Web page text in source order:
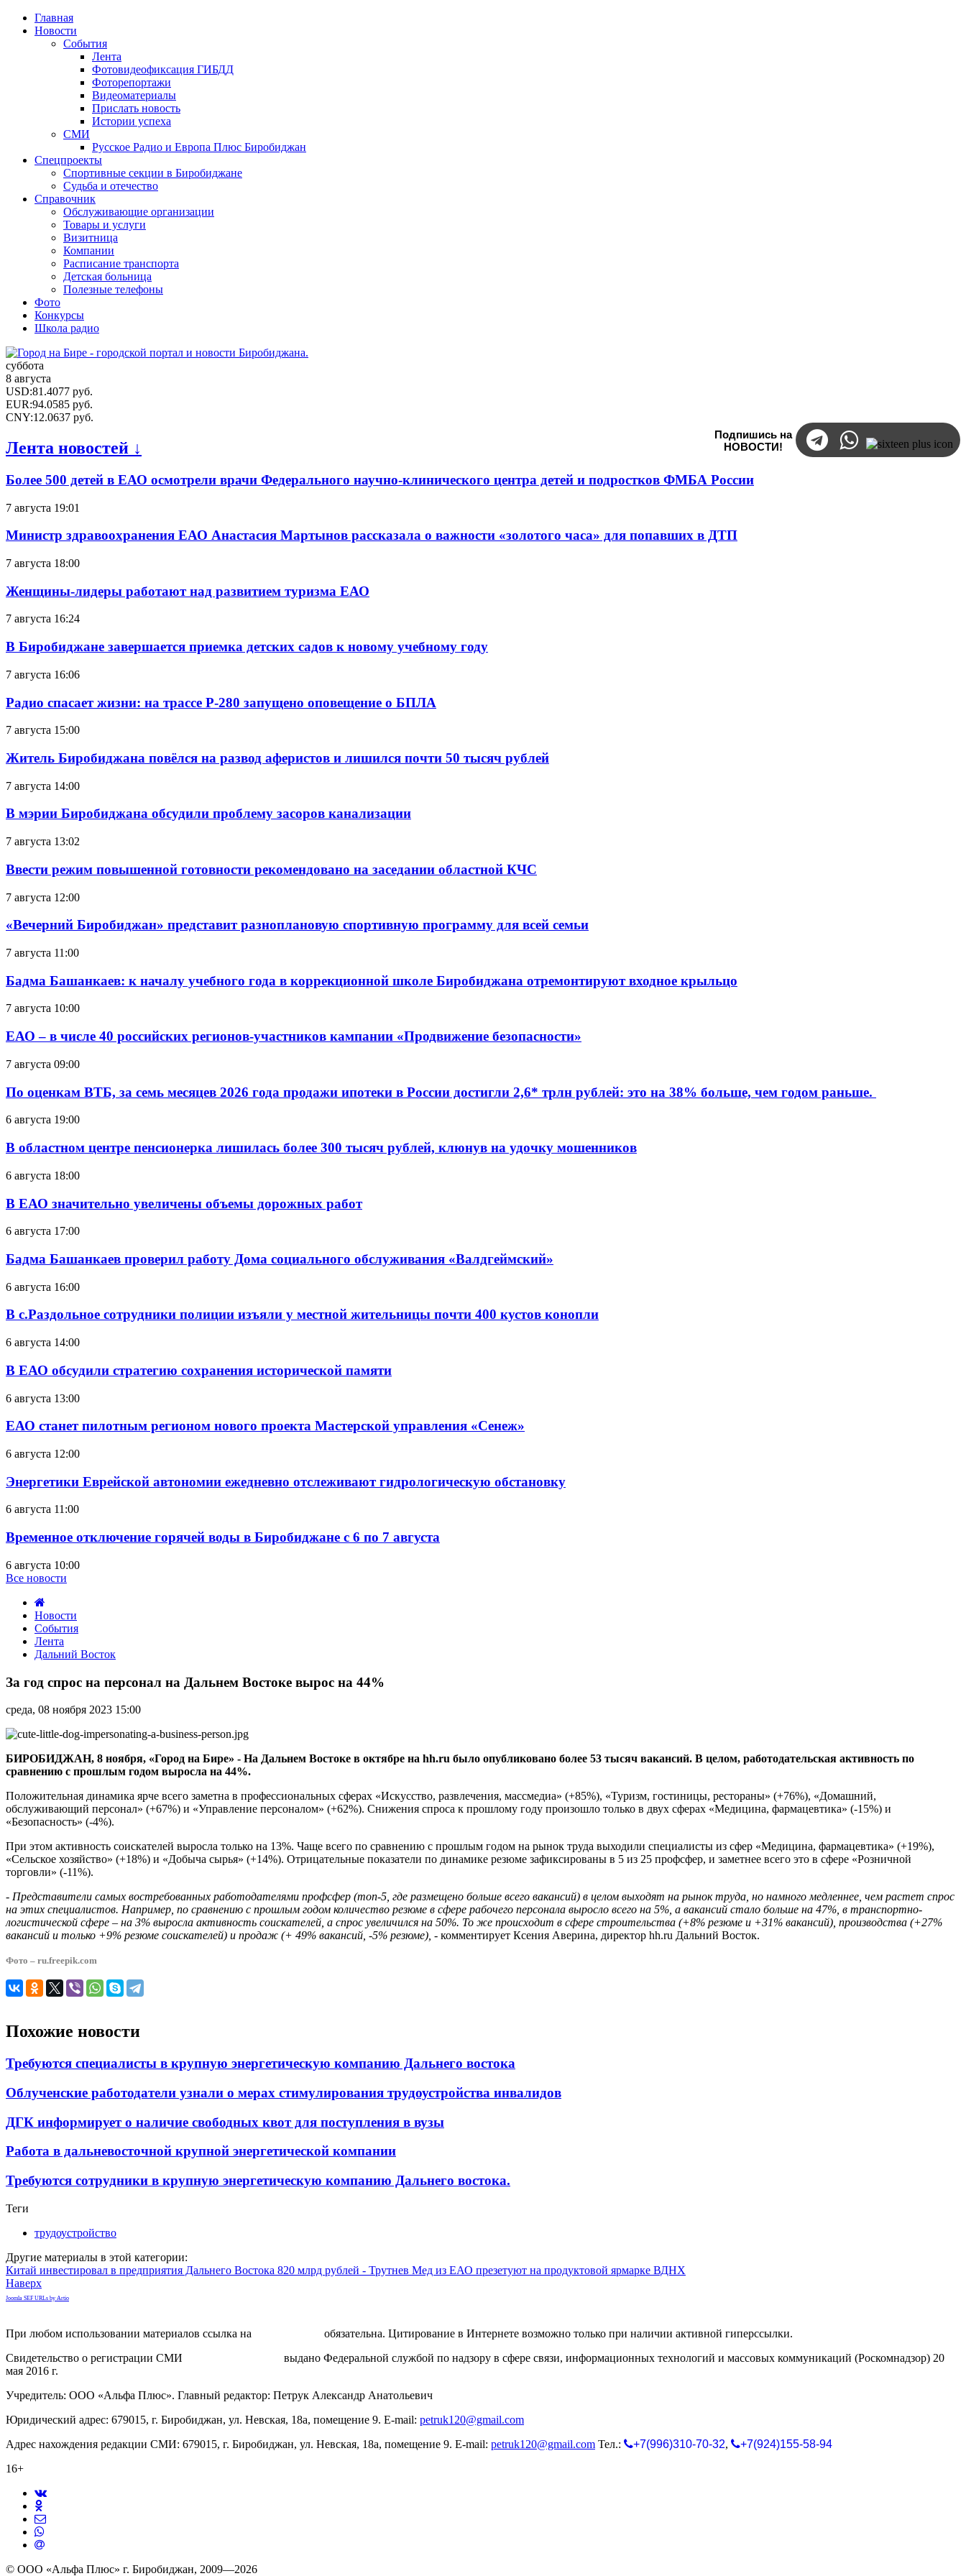
Главная
Новости
События
Лента
Фотовидеофиксация ГИБДД
Фоторепортажи
Видеоматериалы
Прислать новость
Истории успеха
СМИ
Русское Радио и Европа Плюс Биробиджан
Спецпроекты
Спортивные секции в Биробиджане
Судьба и отечество
Справочник
Обслуживающие организации
Товары и услуги
Визитница
Компании
Расписание транспорта
Детская больница
Полезные телефоны
Фото
Конкурсы
Школа радио
суббота
8 августа
USD:81.4077 руб.
EUR:94.0585 руб.
CNY:12.0637 руб.
Подпишись на
НОВОСТИ!
Лента новостей ↓
Более 500 детей в ЕАО осмотрели врачи Федерального научно-клинического центра детей и подростков ФМБА России
7 августа 19:01
Министр здравоохранения ЕАО Анастасия Мартынов рассказала о важности «золотого часа» для попавших в ДТП
7 августа 18:00
Женщины-лидеры работают над развитием туризма ЕАО
7 августа 16:24
В Биробиджане завершается приемка детских садов к новому учебному году
7 августа 16:06
Радио спасает жизни: на трассе Р-280 запущено оповещение о БПЛА
7 августа 15:00
Житель Биробиджана повёлся на развод аферистов и лишился почти 50 тысяч рублей
7 августа 14:00
В мэрии Биробиджана обсудили проблему засоров канализации
7 августа 13:02
Ввести режим повышенной готовности рекомендовано на заседании областной КЧС
7 августа 12:00
«Вечерний Биробиджан» представит разноплановую спортивную программу для всей семьи
7 августа 11:00
Бадма Башанкаев: к началу учебного года в коррекционной школе Биробиджана отремонтируют входное крыльцо
7 августа 10:00
ЕАО – в числе 40 российских регионов-участников кампании «Продвижение безопасности»
7 августа 09:00
По оценкам ВТБ, за семь месяцев 2026 года продажи ипотеки в России достигли 2,6* трлн рублей: это на 38% больше, чем годом раньше.
6 августа 19:00
В областном центре пенсионерка лишилась более 300 тысяч рублей, клюнув на удочку мошенников
6 августа 18:00
В ЕАО значительно увеличены объемы дорожных работ
6 августа 17:00
Бадма Башанкаев проверил работу Дома социального обслуживания «Валдгеймский»
6 августа 16:00
В с.Раздольное сотрудники полиции изъяли у местной жительницы почти 400 кустов конопли
6 августа 14:00
В ЕАО обсудили стратегию сохранения исторической памяти
6 августа 13:00
ЕАО станет пилотным регионом нового проекта Мастерской управления «Сенеж»
6 августа 12:00
Энергетики Еврейской автономии ежедневно отслеживают гидрологическую обстановку
6 августа 11:00
Временное отключение горячей воды в Биробиджане с 6 по 7 августа
6 августа 10:00
Все новости
Новости
События
Лента
Дальний Восток
год
спрос
на
персонал
на
Дальнем
Востоке
вырос
44%
За год спрос на персонал на Дальнем Востоке вырос на 44%
среда, 08 ноября 2023 15:00
БИРОБИДЖАН, 8 ноября, «Город на Бире» - На Дальнем Востоке в октябре на hh.ru было опубликовано более 53 тысяч вакансий. В целом, работодательская активность по
сравнению с прошлым годом выросла на 44%.
Положительная динамика ярче всего заметна в профессиональных сферах «Искусство, развлечения, массмедиа» (+85%), «Туризм, гостиницы, рестораны» (+76%), «Домашний,
обслуживающий персонал» (+67%) и «Управление персоналом» (+62%). Снижения спроса к прошлому году произошло только в двух сферах «Медицина, фармацевтика» (-15%) и
«Безопасность» (-4%).
При этом активность соискателей выросла только на 13%. Чаще всего по сравнению с прошлым годом на рынок труда выходили специалисты из сфер «Медицина, фармацевтика» (+19%),
«Сельское хозяйство» (+18%) и «Добыча сырья» (+14%). Отрицательные показатели по динамике резюме зафиксированы в 5 из 25 профсфер, и заметнее всего это в сфере «Розничной
торговли» (-11%).
- Представители самых востребованных работодателями профсфер (топ-5, где размещено больше всего вакансий) в целом выходят на рынок труда, но намного медленнее, чем растет спрос
на этих специалистов. Например, по сравнению с прошлым годом количество резюме в сфере рабочего персонала выросло всего на 5%, а вакансий стало больше на 47%, в транспортно-
логистической сфере – на 3% выросла активность соискателей, а спрос увеличился на 50%. То же происходит в сфере строительства (+8% резюме и +31% вакансий), производства (+27%
вакансий и только +9% резюме соискателей) и продаж (+ 49% вакансий, -5% резюме), - комментирует Ксения Аверина, директор hh.ru Дальний Восток.
Фото – ru.freepik.com
Похожие новости
Требуются специалисты в крупную энергетическую компанию Дальнего востока
Облученские работодатели узнали о мерах стимулирования трудоустройства инвалидов
ДГК информирует о наличие свободных квот для поступления в вузы
Работа в дальневосточной крупной энергетической компании
Требуются сотрудники в крупную энергетическую компанию Дальнего востока.
Теги
трудоустройство
Другие материалы в этой категории:
Китай инвестировал в предприятия Дальнего Востока 820 млрд рублей - Трутнев Мед из ЕАО презетуют на продуктовой ярмарке ВДНХ
Наверх
Joomla SEF URLs by Artio
При любом использовании материалов ссылка на
обязательна. Цитирование в Интернете возможно только при наличии активной гиперссылки.
Свидетельство о регистрации СМИ
выдано Федеральной службой по надзору в сфере связи, информационных технологий и массовых коммуникаций (Роскомнадзор) 20
мая 2016 г.
Учредитель: ООО «Альфа Плюс». Главный редактор: Петрук Александр Анатольевич
Юридический адрес: 679015, г. Биробиджан, ул. Невская, 18а, помещение 9. E-mail: petruk120@gmail.com
Адрес нахождения редакции СМИ: 679015, г. Биробиджан, ул. Невская, 18а, помещение 9. E-mail: petruk120@gmail.com Тел.: +7(996)310-70-32,
+7(924)155-58-94
16+
© ООО «Альфа Плюс» г. Биробиджан, 2009—2026